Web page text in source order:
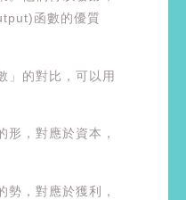
函數的優質
」的對比，可以用
形，對應於資本，
勢，對應於獲利，